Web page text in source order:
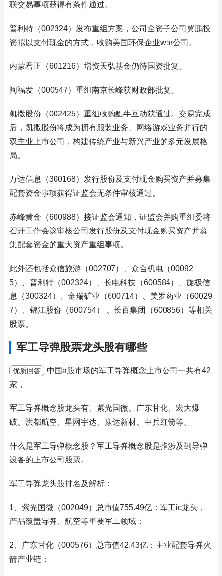
联交易事项获得有条件通过。
普利特（002324）发布重组方案，公司全资子公司翼鹏投
资拟以支付现金的方式，收购美国环保企业wpr公司。
内蒙君正（601216）增资天弘基金仍待国资批复。
闽福发（000547）重组南京长峰获财政部批复。
凯撒股份（002425）重组收购酷牛互动获通过。交易完成
后，凯撒股份将成为拥有服装业务、网络游戏业务并行的
双主业上市公司，构建传统产业与新兴产业的多元发展格
局。
万达信息（300168）发行股份及支付现金购买资产并募集
配套资金事项获得证监会无条件审核通过。
赤峰黄金（600988）接证监会通知，证监会并购重组委将
召开工作会议审核公司发行股份及支付现金购买资产并募
集配套资金的重大资产重组事项。
此外还包括众信旅游（002707）、众合机电（00092
5）、普利特（002324）、长电科技（600584）、旋极信
息（300324）、金瑞矿业（600714）、美罗药业（60029
7）、锦江股份（600754） 、长百集团（600856）等相关
股票。
军工导弹股票龙头股有哪些
优质回答
中国a股市场的军工导弹概念上市公司一共有42
家，
军工导弹概念股龙头有、紫光国微、广东甘化、宏大爆
破、洪都航空、星网宇达、康达新材、中兵红箭等。
什么是军工导弹概念股？军工导弹概念股是指涉及到导弹
设备的上市公司股票。
军工导弹龙头股排名及解析：
1、紫光国微（002049）总市值755.49亿：军工ic龙头，
产品覆盖导弹、航空等重要军工领域；
2、广东甘化（000576）总市值42.43亿：主业配套导弹火
箭产业链；